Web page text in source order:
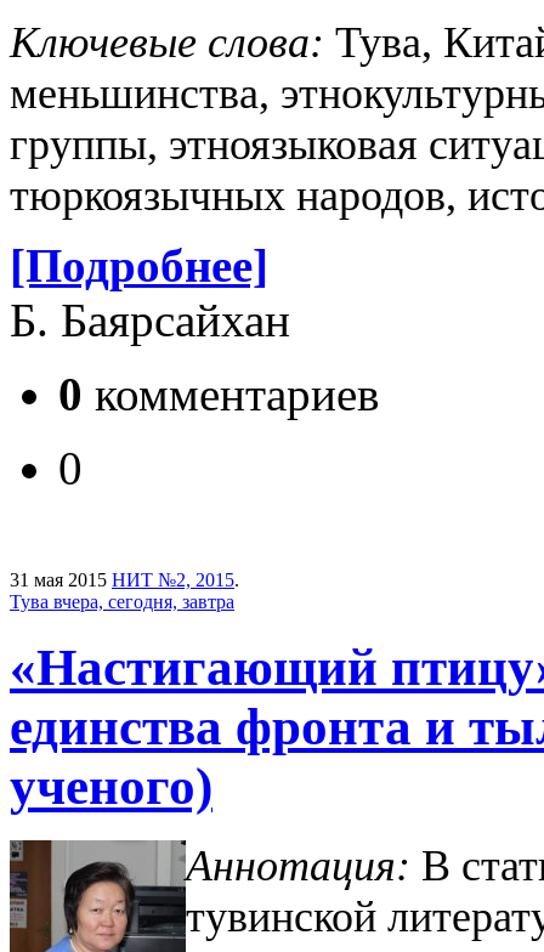
Ключевые слова: Тува,
меньшинства,
группы, этноязыковая
тюркоязычных народов,
[Подробнее]
Б. Баярсайхан
0 комментариев
0
31 мая 2015 НИТ №2, 2015.
Тува вчера, сегодня, завтра
«Настигающий
единства фронта и
ученого)
Аннотация: В
тувинской